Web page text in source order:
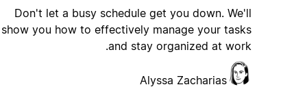
Don't let a busy schedule get you down. We'll
show you how to effectively manage your tasks
and stay organized at work.
Alyssa Zacharias